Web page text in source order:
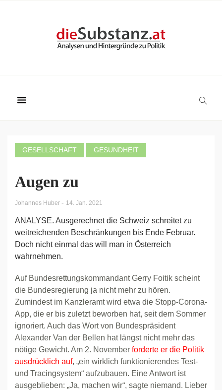
GESELLSCHAFT GESUNDHEIT
Augen zu
Johannes Huber - 14. Jan. 2021
ANALYSE. Ausgerechnet die Schweiz schreitet zu
weitreichenden Beschränkungen bis Ende Februar.
Doch nicht einmal das will man in Österreich
wahrnehmen.
Auf Bundesrettungskommandant Gerry Foitik scheint
die Bundesregierung ja nicht mehr zu hören.
Zumindest im Kanzleramt wird etwa die Stopp-Corona-
App, die er bis zuletzt beworben hat, seit dem Sommer
ignoriert. Auch das Wort von Bundespräsident
Alexander Van der Bellen hat längst nicht mehr das
nötige Gewicht. Am 2. November forderte er die Politik
ausdrücklich auf, „ein wirklich funktionierendes Test-
und Tracingsystem“ aufzubauen. Eine Antwort ist
ausgeblieben: „Ja, machen wir“, sagte niemand. Lieber